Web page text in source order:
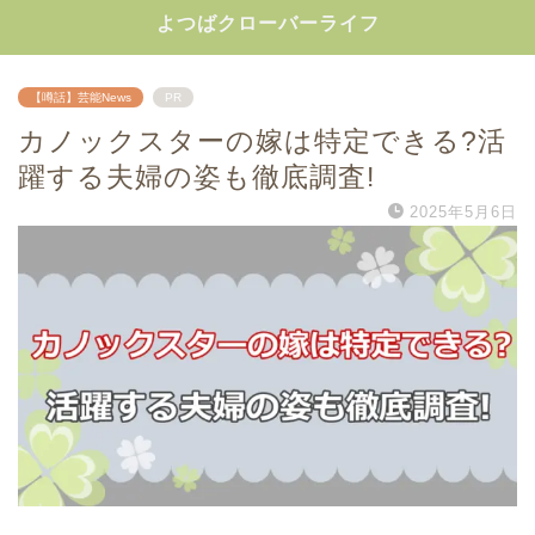
よつばクローバーライフ
【噂話】芸能News PR
カノックスターの嫁は特定できる?活
躍する夫婦の姿も徹底調査!
2025年5月6日